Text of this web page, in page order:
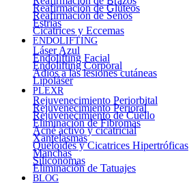
Reafirmación de Glúteos
Reafirmación de Senos
Estrías
Cicatrices y Eccemas
ENDOLIFTING
Láser Azul
Endolifting Facial
Endolifting Corporal
Adiós a las lesiones cutáneas
Lipoláser
PLEXR
Rejuvenecimiento Periorbital
Rejuvenecimiento Perioral
Rejuvenecimiento de Cuello
Eliminación de Fibromas
Acné activo y cicatricial
Xantelasmas
Queloides y Cicatrices Hipertróficas
Manchas
Siliconomas
Eliminación de Tatuajes
BLOG